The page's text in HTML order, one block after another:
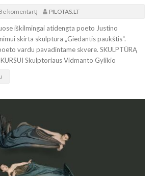
komentarų PILOTAS.LT
iškilmingai atidengta poeto Justino
skirta skulptūra „Giedantis paukštis“.
vardu pavadintame skvere. SKULPTŪRĄ
Skulptoriaus Vidmanto Gylikio